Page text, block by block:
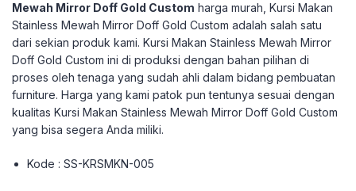
Mewah Mirror Doff Gold Custom harga murah, Kursi Makan
Stainless Mewah Mirror Doff Gold Custom adalah salah satu
dari sekian produk kami. Kursi Makan Stainless Mewah Mirror
Doff Gold Custom ini di produksi dengan bahan pilihan di
proses oleh tenaga yang sudah ahli dalam bidang pembuatan
furniture. Harga yang kami patok pun tentunya sesuai dengan
kualitas Kursi Makan Stainless Mewah Mirror Doff Gold Custom
yang bisa segera Anda miliki.
Kode : SS-KRSMKN-005